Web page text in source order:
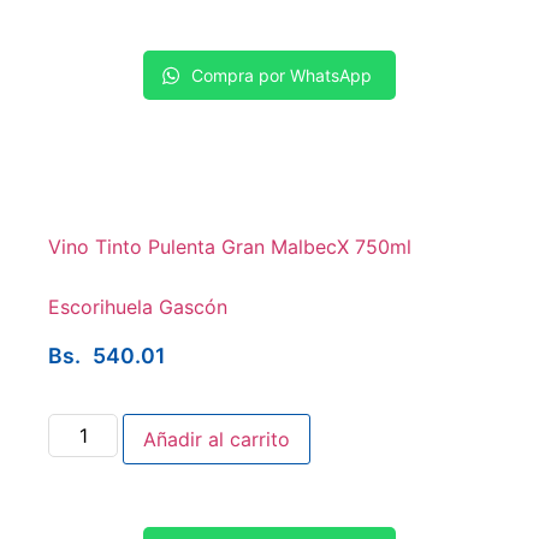
Compra por WhatsApp
Vino Tinto Pulenta Gran MalbecX 750ml
Escorihuela Gascón
Bs. 540.01
Añadir al carrito